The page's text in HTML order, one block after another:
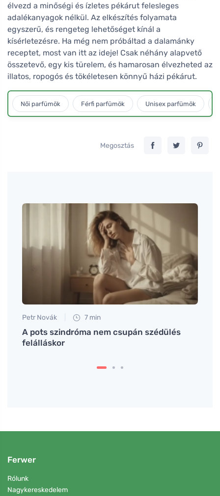
élvezd a minőségi és ízletes pékárut felesleges
adalékanyagok nélkül. Az elkészítés folyamata
egyszerű, és rengeteg lehetőséget kínál a
kísérletezésre. Ha még nem próbáltad a dalamánky
receptet, most van itt az ideje! Csak néhány alapvető
összetevő, egy kis türelem, és hamarosan élvezheted az
illatos, ropogós és tökéletesen könnyű házi pékárut.
Női parfümök Férfi parfümök Unisex parfümök
Megosztás
Petr Novák 7 min
A pots szindróma nem csupán szédülés
felálláskor
Ferwer
Rólunk
Nagykereskedelem